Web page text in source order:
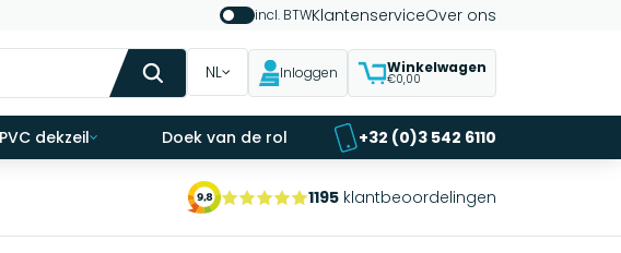
incl. BTWKlantenserviceOver ons
NL Inloggen Winkelwagen
€0,00
PVC dekzeil Doek van de rol +32 (0)3 542 6110
1195 klantbeoordelingen